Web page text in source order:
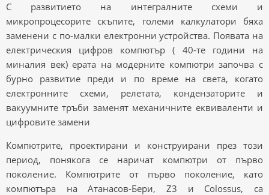
С развитието на интегралните схеми и
микропроцесорите скъпите, големи калкулатори бяха
заменени с по-малки електронни устройства. Появата на
електрическия цифров компютър ( 40-те години на
миналия век) ерата на модерните компютри започва с
бурно развитие преди и по време на света, когато
електронните схеми, релетата, кондензаторите и
вакуумните тръби заменят механичните еквиваленти и
цифровите замени
Компютрите, проектирани и конструирани през този
период, понякога се наричат ​​компютри от първо
поколение. Компютрите от първо поколение, като
компютъра на Атанасов-Бери, Z3 и Colossus, са